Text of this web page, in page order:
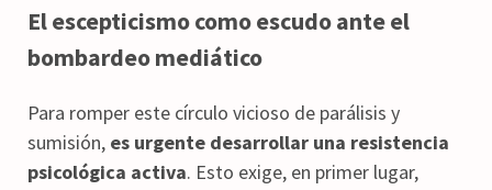
El escepticismo como escudo ante el
bombardeo mediático
Para romper este círculo vicioso de parálisis y
sumisión, es urgente desarrollar una resistencia
psicológica activa. Esto exige, en primer lugar,